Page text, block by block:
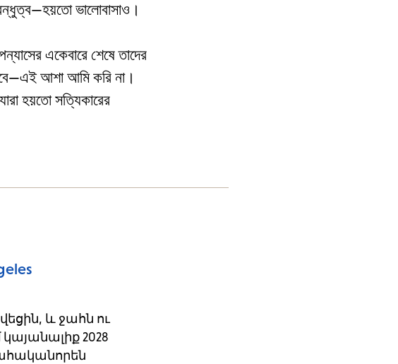
ভালোবাসাও।
একেবারে শেষে তাদের
আশা আমি করি না।
হয়তো সত্যিকারের
և ջահն ու
2028